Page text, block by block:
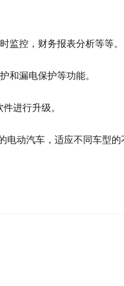
监控，财务报表分析等等。
和漏电保护等功能。
进行升级。
电动汽车，适应不同车型的